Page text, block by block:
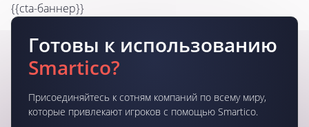
{{cta-баннер}}
Готовы к использованию
Smartico?
Присоединяйтесь к сотням компаний по всему миру,
которые привлекают игроков с помощью Smartico.